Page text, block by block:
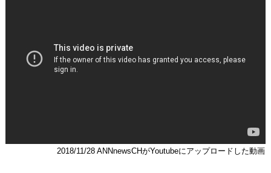
2018/11/28 ANNnewsCHがYoutubeにアップロードした動画